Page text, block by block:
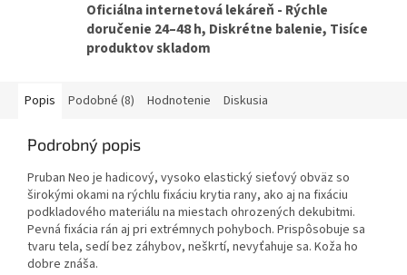
Oficiálna internetová lekáreň - Rýchle
doručenie 24–48 h, Diskrétne balenie, Tisíce
produktov skladom
Popis Podobné (8) Hodnotenie Diskusia
Podrobný popis
Pruban Neo je hadicový, vysoko elastický sieťový obväz so
širokými okami na rýchlu fixáciu krytia rany, ako aj na fixáciu
podkladového materiálu na miestach ohrozených dekubitmi.
Pevná fixácia rán aj pri extrémnych pohyboch. Prispôsobuje sa
tvaru tela, sedí bez záhybov, neškrtí, nevyťahuje sa. Koža ho
dobre znáša.